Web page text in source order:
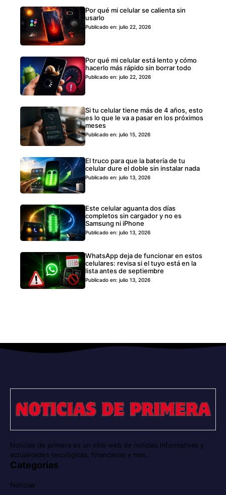
Por qué mi celular se calienta sin
usarlo
Publicado en: julio 22, 2026
Por qué mi celular está lento y cómo
hacerlo más rápido sin borrar todo
Publicado en: julio 22, 2026
Si tu celular tiene más de 4 años, esto
es lo que le va a pasar en los próximos
meses
Publicado en: julio 15, 2026
El truco para que la batería de tu
celular dure el doble sin instalar nada
Publicado en: julio 13, 2026
Este celular aguanta dos días
completos sin cargador y no es
Samsung ni iPhone
Publicado en: julio 13, 2026
WhatsApp deja de funcionar en estos
celulares: revisa si el tuyo está en la
lista antes de septiembre
Publicado en: julio 13, 2026
Noticias de primera es un sitio web de noticias informativas y
actualidades tecológicas, financieras y mas..
Categorias
Noticias